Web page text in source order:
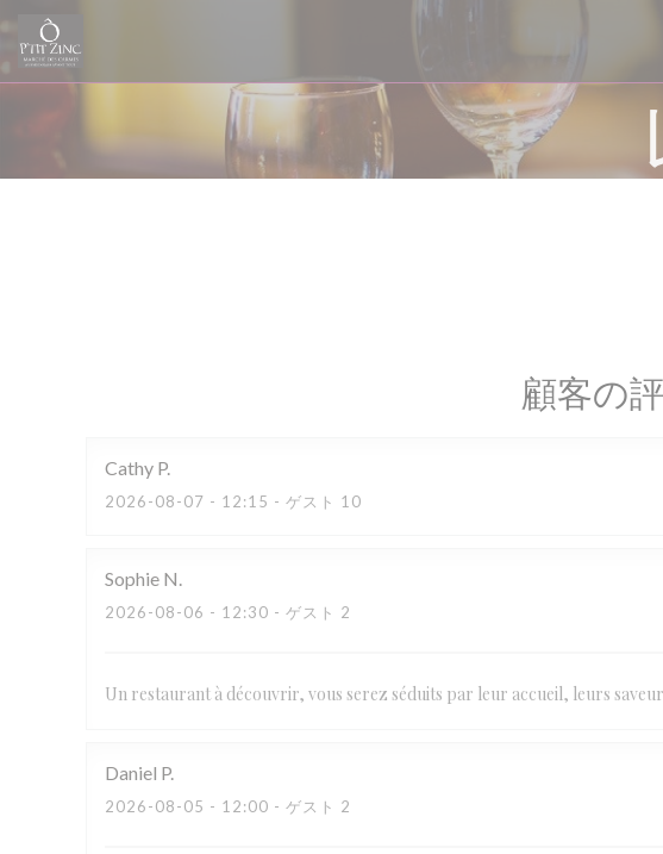
クッキー利用の管理について
顧客の
Cathy P
2026-08-07 - 12:15 - ゲスト 10
Sophie N
2026-08-06 - 12:30 - ゲスト 2
Un restaurant à découvrir, vous serez séduits par leur accueil, leurs
Daniel P
2026-08-05 - 12:00 - ゲスト 2